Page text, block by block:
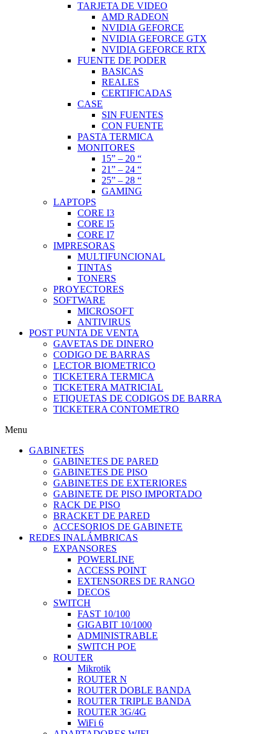
TARJETA DE VIDEO
AMD RADEON
NVIDIA GEFORCE
NVIDIA GEFORCE GTX
NVIDIA GEFORCE RTX
FUENTE DE PODER
BASICAS
REALES
CERTIFICADAS
CASE
SIN FUENTES
CON FUENTE
PASTA TERMICA
MONITORES
15” – 20 “
21” – 24 “
25” – 28 “
GAMING
LAPTOPS
CORE I3
CORE I5
CORE I7
IMPRESORAS
MULTIFUNCIONAL
TINTAS
TONERS
PROYECTORES
SOFTWARE
MICROSOFT
ANTIVIRUS
POST PUNTA DE VENTA
GAVETAS DE DINERO
CODIGO DE BARRAS
LECTOR BIOMETRICO
TICKETERA TERMICA
TICKETERA MATRICIAL
ETIQUETAS DE CODIGOS DE BARRA
TICKETERA CONTOMETRO
Menu
GABINETES
GABINETES DE PARED
GABINETES DE PISO
GABINETES DE EXTERIORES
GABINETE DE PISO IMPORTADO
RACK DE PISO
BRACKET DE PARED
ACCESORIOS DE GABINETE
REDES INALÁMBRICAS
EXPANSORES
POWERLINE
ACCESS POINT
EXTENSORES DE RANGO
DECOS
SWITCH
FAST 10/100
GIGABIT 10/1000
ADMINISTRABLE
SWITCH POE
ROUTER
Mikrotik
ROUTER N
ROUTER DOBLE BANDA
ROUTER TRIPLE BANDA
ROUTER 3G/4G
WiFi 6